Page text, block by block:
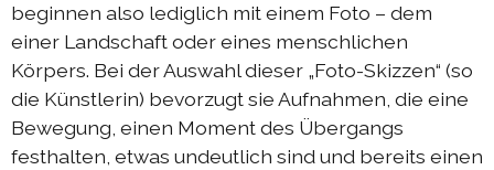
Austausch Die-Berlin 2020
Austausch Berlin-Die 2020
Sommerprogramm 2020
Austausch Die-Berlin 2019
beginnen also lediglich mit einem Foto – dem
einer Landschaft oder eines menschlichen
Körpers. Bei der Auswahl dieser „Foto-Skizzen“ (so
die Künstlerin) bevorzugt sie Aufnahmen, die eine
Bewegung, einen Moment des Übergangs
festhalten, etwas undeutlich sind und bereits einen